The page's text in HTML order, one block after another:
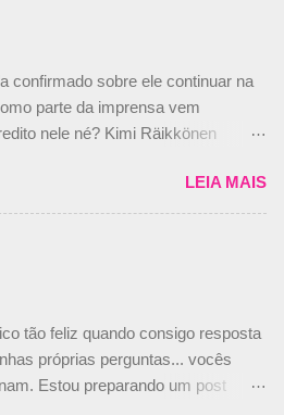
de uma vez por todas por
diretor da escuderia. O
de Bruno Senna em
nós recebemos uma oferta
admitiu Audetto. “Mas depois de ter
explicou, dizendo ainda que
contra o filho do tricampeão
“Ele é um bom piloto, rápido e
Audetto disse ainda que a suposta
à realidade. “O suposto 15%
seria menor do que aquilo que
podem trazer: italianos, r...
confirmado sobre ele continuar na
parte da imprensa vem
nele né? Kimi Räikkönen
option in my contract so that’s
that it’s not true." #Kimi7 #EifelGP
77EDVn39Ia — Kimi
do Iceman estar há tantos anos na
#F1
— Formula 1 (@F1) October 8,
LEIA MAIS
tão feliz quando consigo resposta
próprias perguntas... vocês
Estou preparando um post